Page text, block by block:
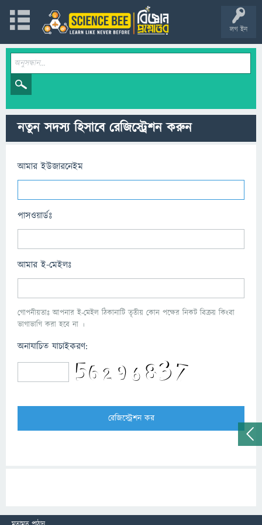
লগ ইন
নতুন সদস্য হিসাবে রেজিস্ট্রেশন করুন
আমার ইউজারনেইম
পাসওয়ার্ডঃ
আমার ই-মেইলঃ
গোপনীয়তাঃ আপনার ই-মেইল ঠিকানাটি তৃতীয় কোন পক্ষের নিকট বিক্রয় কিংবা
ভাগাভাগি করা হবে না ।
অনাযাচিত যাচাইকরণ: